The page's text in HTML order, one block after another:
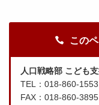
この
人口戦略部 こども
TEL：018-860-1553
FAX：018-860-3895